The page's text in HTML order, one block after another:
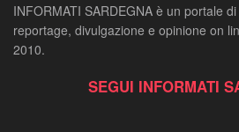
INFORMATI SARDEGNA è un portale
reportage, divulgazione e opinione on
2010.
SEGUI INFORMATI